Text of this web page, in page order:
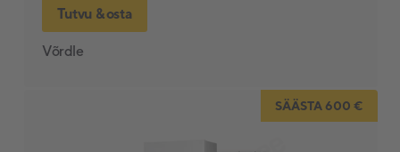
Tutvu & osta
Võrdle
SÄÄSTA 600 €